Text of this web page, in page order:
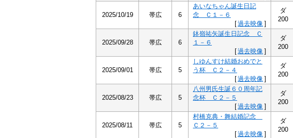
2025/10/19 帯広 6
あいなちゃん誕生日記
念 Ｃ１－６
[過去映像 ]
ダ
200
2025/09/28 帯広 6
鉢嶺祐矢誕生日記念 Ｃ
１－６
[過去映像 ]
ダ
200
2025/09/01 帯広 5
しゆんすけ結婚おめでと
う杯 Ｃ２－４
[過去映像 ]
ダ
200
2025/08/23 帯広 5
八州男氏生誕６０周年記
念杯 Ｃ２－５
[過去映像 ]
ダ
200
2025/08/11 帯広 5
村橋克典・舞結婚記念
Ｃ２－５
[過去映像 ]
ダ
200